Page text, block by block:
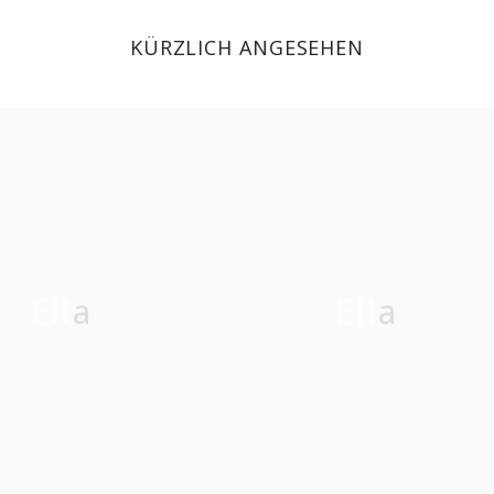
KÜRZLICH ANGESEHEN
Ella Ella